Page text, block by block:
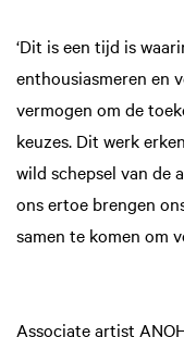
‘Dit is een tijd is
enthousiasmeren en
vermogen om de
keuzes. Dit werk
wild schepsel van de
ons ertoe brengen
samen te komen om
Associate artist